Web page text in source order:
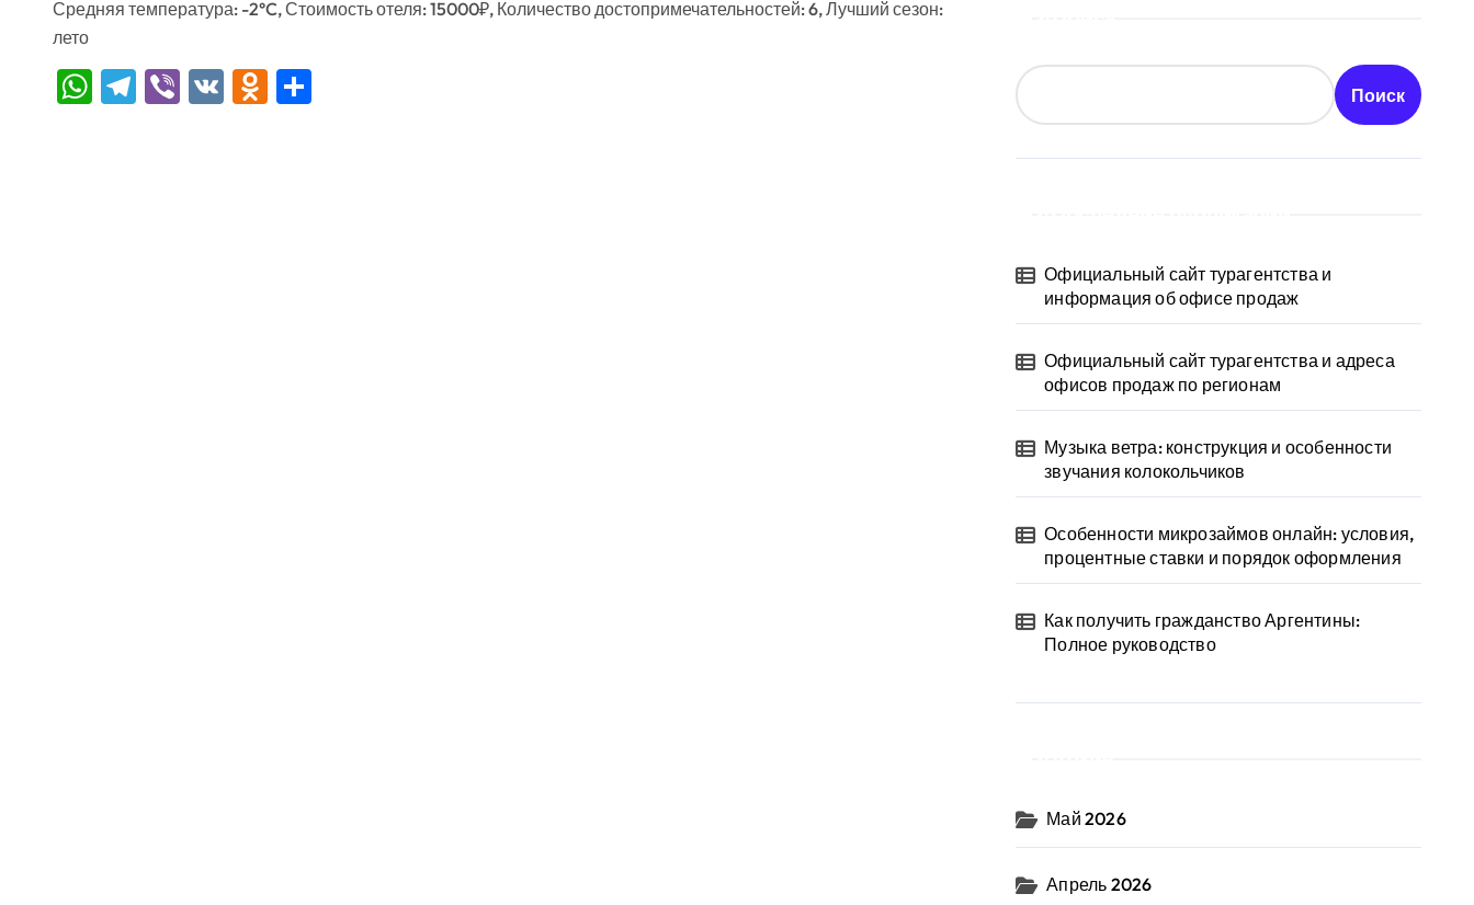
Средняя температура: -2°C, Стоимость отеля: 15000₽, Количество достопримечательностей: 6, Лучший сезон:
лето
WhatsApp
Telegram
Viber
VK Odnoklassniki Поиск
Официальный сайт турагентства и
информация об офисе продаж
Официальный сайт турагентства и адреса
офисов продаж по регионам
Музыка ветра: конструкция и особенности
звучания колокольчиков
Особенности микрозаймов онлайн: условия,
процентные ставки и порядок оформления
Как получить гражданство Аргентины:
Полное руководство
Май 2026
Апрель 2026